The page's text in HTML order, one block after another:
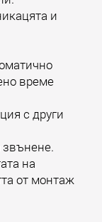
и
време
с други
на
от монтаж